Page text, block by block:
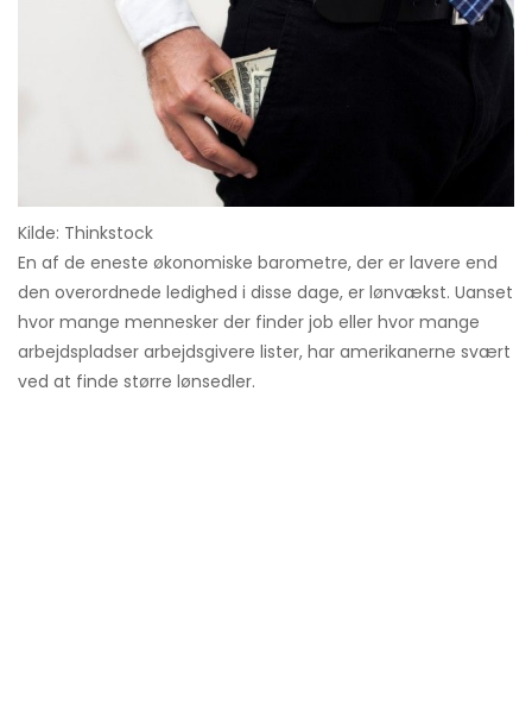
Kilde: Thinkstock
En af de eneste økonomiske barometre, der er lavere end
den overordnede ledighed i disse dage, er lønvækst. Uanset
hvor mange mennesker der finder job eller hvor mange
arbejdspladser arbejdsgivere lister, har amerikanerne svært
ved at finde større lønsedler.